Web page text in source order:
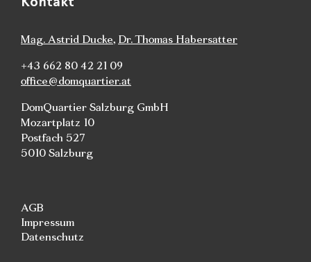
Mag. Astrid Ducke, Dr. Thomas Habersatter
+43 662 80 42 21 09
office@domquartier.at
DomQuartier Salzburg GmbH
Mozartplatz 10
Postfach 527
5010 Salzburg
AGB
Impressum
Datenschutz